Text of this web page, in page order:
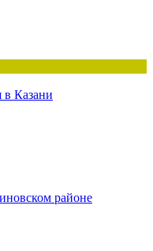
в Казани
районе